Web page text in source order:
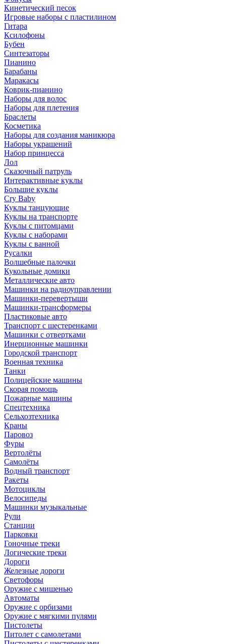
Кинетический песок
Игровые наборы с пластилином
Гитара
Ксилофоны
Бубен
Синтезаторы
Пианино
Барабаны
Маракасы
Коврик-пианино
Наборы для волос
Наборы для плетения
Браслеты
Косметика
Наборы для создания маникюра
Наборы украшений
Набор принцесса
Лол
Сказочный патруль
Интерактивные куклы
Большие куклы
Cry Baby
Куклы танцующие
Куклы на транспорте
Куклы с питомцами
Куклы с наборами
Куклы с ванной
Русалки
Волшебные палочки
Кукольные домики
Металлические авто
Машинки на радиоуправлении
Машинки-перевертыши
Машинки-трансформеры
Пластиковые авто
Транспорт с шестеренками
Машинки с отвертками
Инерционные машинки
Городской транспорт
Военная техника
Танки
Полицейские машины
Скорая помощь
Пожарные машины
Спецтехника
Сельхозтехника
Краны
Паровоз
Фуры
Вертолёты
Самолёты
Водный транспорт
Ракеты
Мотоциклы
Велосипеды
Машинки музыкальные
Рули
Станции
Парковки
Гоночные треки
Логические треки
Дороги
Железные дороги
Светофоры
Оружие с мишенью
Автоматы
Оружие с орбизами
Оружие с мягкими пулями
Пистолеты
Питолет с самолетами